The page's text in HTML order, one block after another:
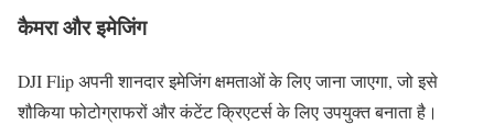
कैमरा और इमेजिंग
DJI Flip अपनी शानदार इमेजिंग क्षमताओं के लिए जाना जाएगा, जो इसे
शौकिया फोटोग्राफरों और कंटेंट क्रिएटर्स के लिए उपयुक्त बनाता है।